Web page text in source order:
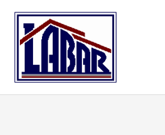
Przejdź
treści